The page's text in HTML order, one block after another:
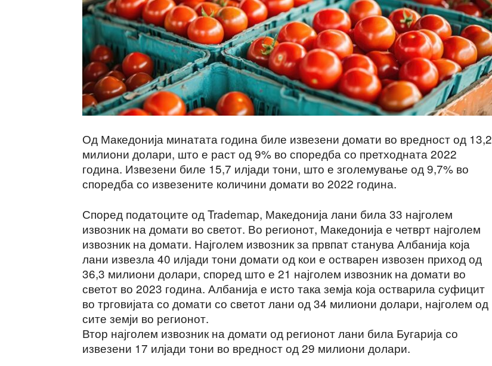
Од Македонија минатата година биле извезени домати во вредност од 13,2
милиони долари, што е раст од 9% во споредба со претходната 2022
година. Извезени биле 15,7 илјади тони, што е зголемување од 9,7% во
споредба со извезените количини домати во 2022 година.
Според податоците од Trademap, Македонија лани била 33 најголем
извозник на домати во светот. Во регионот, Македонија е четврт најголем
извозник на домати. Најголем извозник за првпат станува Албанија која
лани извезла 40 илјади тони домати од кои е остварен извозен приход од
36,3 милиони долари, според што е 21 најголем извозник на домати во
светот во 2023 година. Албанија е исто така земја која остварила суфицит
во трговијата со домати со светот лани од 34 милиони долари, најголем од
сите земји во регионот.
Втор најголем извозник на домати од регионот лани била Бугарија со
извезени 17 илјади тони во вредност од 29 милиони долари.